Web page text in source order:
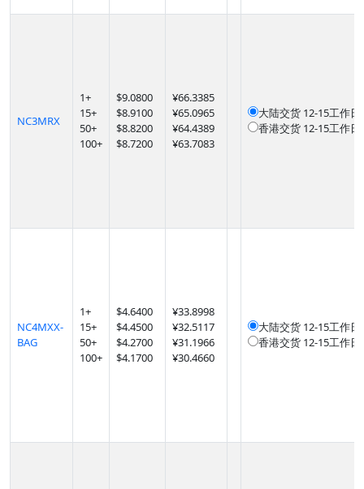
NC3MRX
1+
15+
50+
100+
$9.0800
$8.9100
$8.8200
$8.7200
¥66.3385
¥65.0965
¥64.4389
¥63.7083
大陆交货 12-15工作日
香港交货 12-15工作日
NC4MXX-
BAG
1+
15+
50+
100+
$4.6400
$4.4500
$4.2700
$4.1700
¥33.8998
¥32.5117
¥31.1966
¥30.4660
大陆交货 12-15工作日
香港交货 12-15工作日